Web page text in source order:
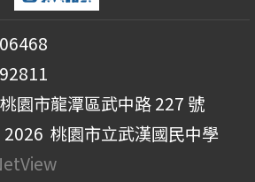
園市龍潭區武中路 227 號
桃園市立武漢國民中學